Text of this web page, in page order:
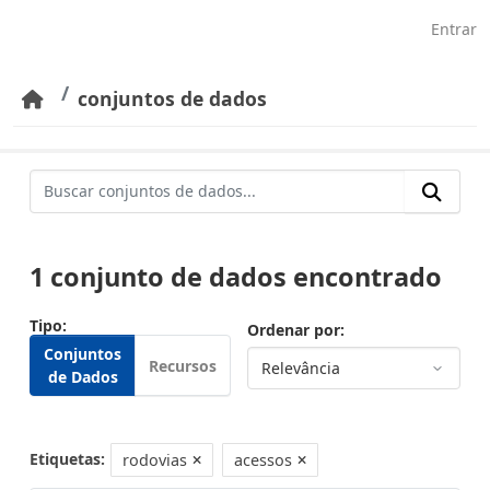
Entrar
conjuntos de dados
1 conjunto de dados encontrado
Tipo
Conjuntos
de Dados
Recursos
Ordenar por
Etiquetas: rodovias acessos